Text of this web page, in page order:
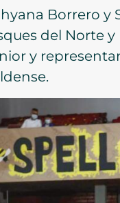
Borrero
del Norte
y